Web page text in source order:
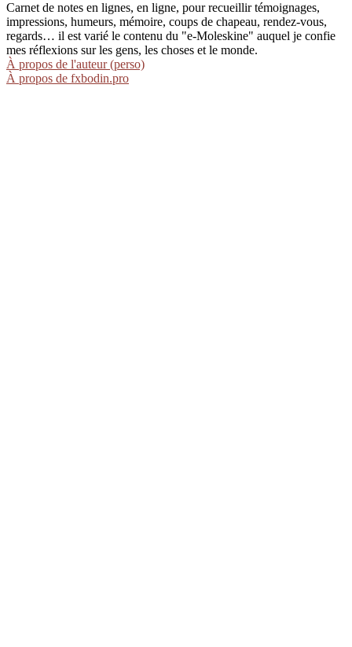
Carnet de notes en lignes, en ligne, pour recueillir témoignages,
impressions, humeurs, mémoire, coups de chapeau, rendez-vous,
regards… il est varié le contenu du "e-Moleskine" auquel je confie
mes réflexions sur les gens, les choses et le monde.
À propos de l'auteur (perso)
À propos de fxbodin.pro